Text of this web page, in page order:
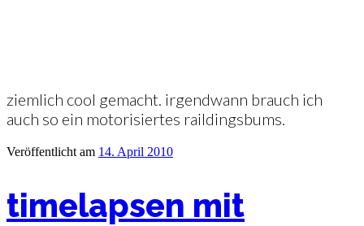
ziemlich cool gemacht. irgendwann brauch ich
auch so ein motorisiertes raildingsbums.
Veröffentlicht am 14. April 2010
timelapsen mit